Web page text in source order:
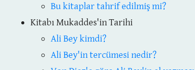
Bu kitaplar tahrif edilmiş mi?
Kitabı Mukaddes'in Tarihi
Ali Bey kimdi?
Ali Bey'in tercümesi nedir?